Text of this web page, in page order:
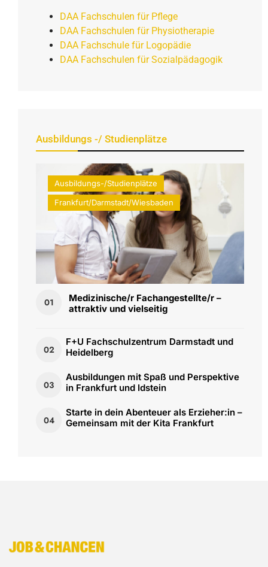
DAA Fachschulen für Pflege
DAA Fachschulen für Physiotherapie
DAA Fachschule für Logopädie
DAA Fachschulen für Sozialpädagogik
Ausbildungs -/ Studienplätze
Ausbildungs-/Studienplätze
Frankfurt/Darmstadt/Wiesbaden
01
Medizinische/r Fachangestellte/r –
attraktiv und vielseitig
02
F+U Fachschulzentrum Darmstadt und
Heidelberg
03
Ausbildungen mit Spaß und Perspektive
in Frankfurt und Idstein
04
Starte in dein Abenteuer als Erzieher:in –
Gemeinsam mit der Kita Frankfurt